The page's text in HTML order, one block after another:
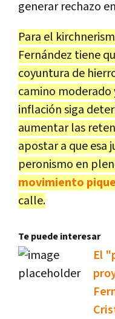
generar rechazo
Para el
Fernández tiene
coyuntura de
camino moderado
inflación siga
aumentar las
apostar a que esa
peronismo en
movimiento
calle.
Te puede interesar
El